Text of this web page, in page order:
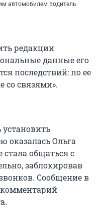
автомобилем водитель
редакции
данные его
последствий: по ее
со связями».
установить
оказалась Ольга
общаться с
заблокировав
Сообщение в
комментарий